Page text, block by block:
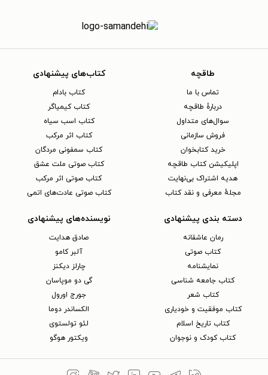
طاقچه
تماس با ما
دربارهٔ طاقچه
سوال‌های متداول
فروش سازمانی
خرید کتابخوان
اپلیکیشن کتاب طاقچه
هدیه اشتراک بی‌نهایت
مجلهٔ معرفی و نقد کتاب
کتاب‌های پیشنهادی
کتاب بادام
کتاب کیمیاگر
کتاب اسب سیاه
کتاب اثر مرکب
کتاب سمفونی مردگان
کتاب صوتی ملت عشق
کتاب صوتی اثر مرکب
کتاب صوتی عادت‌های اتمی
دسته بندی پیشنهادی
رمان عاشقانه
کتاب‌ صوتی
نمایشنامه
کتاب جامعه شناسی
کتاب شعر
کتاب موفقیت و خودیاری
کتاب تاریخ اسلام
کتاب کودک و نوجوان
نویسنده‌های پیشنهادی
صادق هدایت
آلبر کامو
چارلز دیکنز
گی دو موپاسان
جورج اورول
الکساندر دوما
لئو تولستوی
ویکتور هوگو